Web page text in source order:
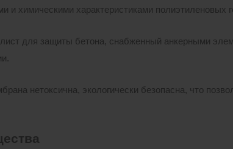
и химическими характеристиками полиэтиленовых
для защиты бетона, снабженный анкерными
нетоксична, экологически безопасна, что